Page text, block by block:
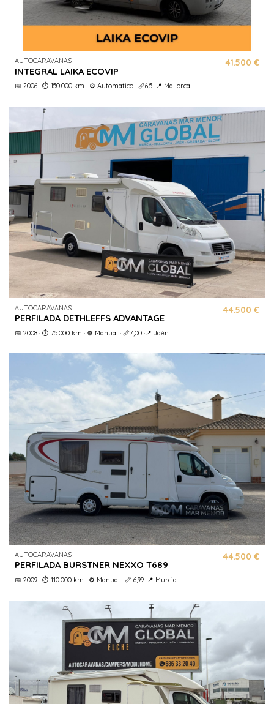
AUTOCARAVANAS
INTEGRAL LAIKA ECOVIP
41.500 €
📅 2006 · ⏱️ 150.000 km · ⚙️ Automatico · 📏6,5 ·📍 Mallorca
AUTOCARAVANAS
PERFILADA DETHLEFFS ADVANTAGE
44.500 €
📅 2008 · ⏱️ 75.000 km · ⚙️ Manual · 📏7,00 ·📍 Jaén
AUTOCARAVANAS
PERFILADA BURSTNER NEXXO T689
44.500 €
📅 2009 · ⏱️ 110.000 km · ⚙️ Manual · 📏 6,99 ·📍 Murcia